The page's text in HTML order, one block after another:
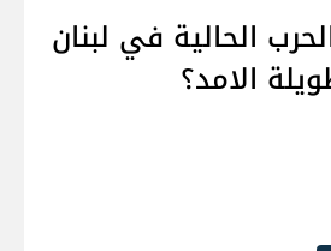
الحالية في لبنان
الامد؟